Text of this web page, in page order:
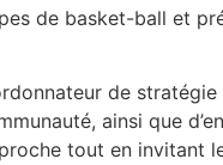
de basket-ball et
de
ainsi que
tout en invitant